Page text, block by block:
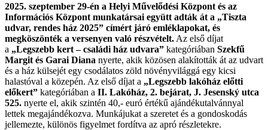
2025. szeptember 29-én a Helyi Művelődési Központ és az
Információs Központ munkatársai együtt adták át a „Tiszta
udvar, rendes ház 2025” címért járó emléklapokat, és
megköszönték a versenyen való részvételt. Az első díjat
a „Legszebb kert – családi ház udvara” kategóriában Szekfű
Margit és Garai Diana nyerte, akik közösen alakították át az udvart
és a ház külsejét egy csodálatos zöld növényvilággá egy kicsi
halastóval a közepén. Az első díjat a „Legszebb lakóház előtti
előkert” kategóriában a II. Lakóház, 2. bejárat, J. Jesenský utca
525. nyerte el, akik szintén 40,- euró értékű ajándékutalvánnyal
lettek megajándékozva. Munkájukat a szeretet és a gondoskodás
jellemezte, különös figyelmet fordítva az apró részletekre.